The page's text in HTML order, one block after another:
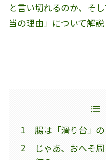
と言い切れるのか、そ
当の理由」について解説
腸は「滑り台」
じゃあ、おへそ